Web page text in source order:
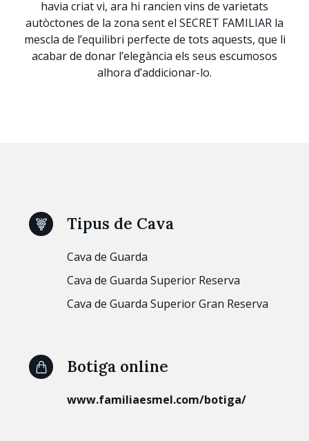
havia criat vi, ara hi rancien vins de varietats
autòctones de la zona sent el SECRET FAMILIAR la
mescla de l’equilibri perfecte de tots aquests, que li
acabar de donar l’elegància els seus escumosos
alhora d’addicionar-lo.
Tipus de Cava
Cava de Guarda
Cava de Guarda Superior Reserva
Cava de Guarda Superior Gran Reserva
Botiga online
www.familiaesmel.com/botiga/